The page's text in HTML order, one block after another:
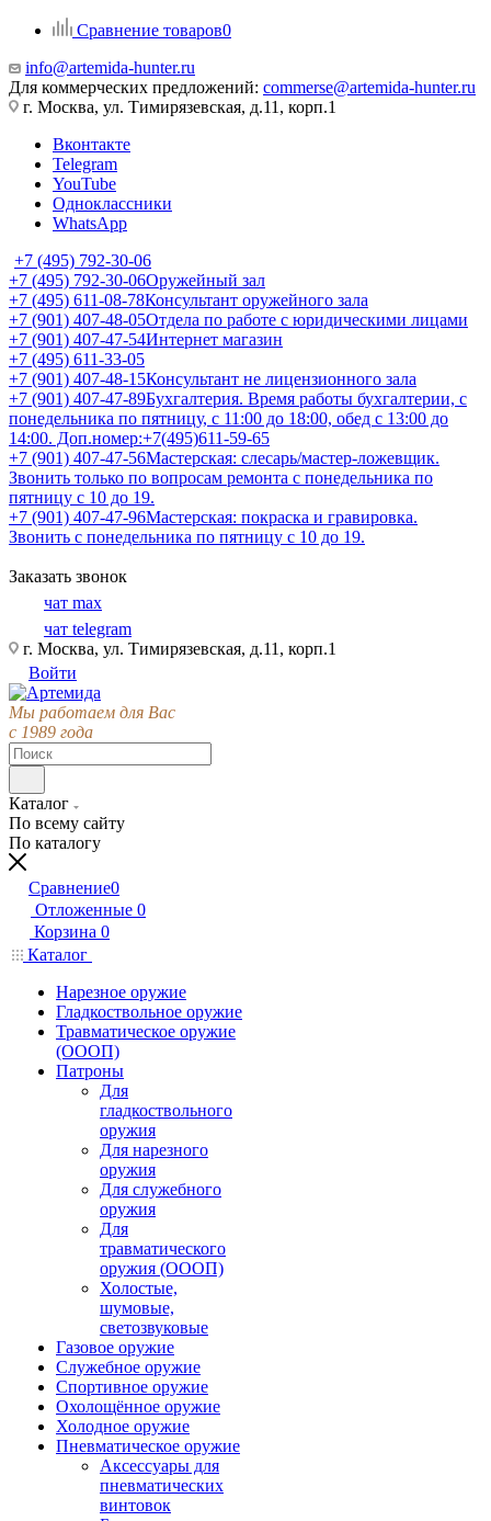
Сравнение товаров0
info@artemida-hunter.ru
Для коммерческих предложений: commerse@artemida-hunter.ru
г. Москва, ул. Тимирязевская, д.11, корп.1
Вконтакте
Telegram
YouTube
Одноклассники
WhatsApp
+7 (495) 792-30-06
+7 (495) 792-30-06Оружейный зал
+7 (495) 611-08-78Консультант оружейного зала
+7 (901) 407-48-05Отдела по работе с юридическими лицами
+7 (901) 407-47-54Интернет магазин
+7 (495) 611-33-05
+7 (901) 407-48-15Консультант не лицензионного зала
+7 (901) 407-47-89Бухгалтерия. Время работы бухгалтерии, с
понедельника по пятницу, с 11:00 до 18:00, обед с 13:00 до
14:00. Доп.номер:+7(495)611-59-65
+7 (901) 407-47-56Мастерская: слесарь/мастер-ложевщик.
Звонить только по вопросам ремонта с понедельника по
пятницу с 10 до 19.
+7 (901) 407-47-96Мастерская: покраска и гравировка.
Звонить с понедельника по пятницу с 10 до 19.
Заказать звонок
чат max
чат telegram
г. Москва, ул. Тимирязевская, д.11, корп.1
Войти
Мы работаем для Вас
с 1989 года
Каталог
По всему сайту
По каталогу
Сравнение0
Отложенные 0
Корзина 0
Каталог
Нарезное оружие
Гладкоствольное оружие
Травматическое оружие
(ОООП)
Патроны
Для
гладкоствольного
оружия
Для нарезного
оружия
Для служебного
оружия
Для
травматического
оружия (ОООП)
Холостые,
шумовые,
светозвуковые
Газовое оружие
Служебное оружие
Спортивное оружие
Охолощённое оружие
Холодное оружие
Пневматическое оружие
Аксессуары для
пневматических
винтовок